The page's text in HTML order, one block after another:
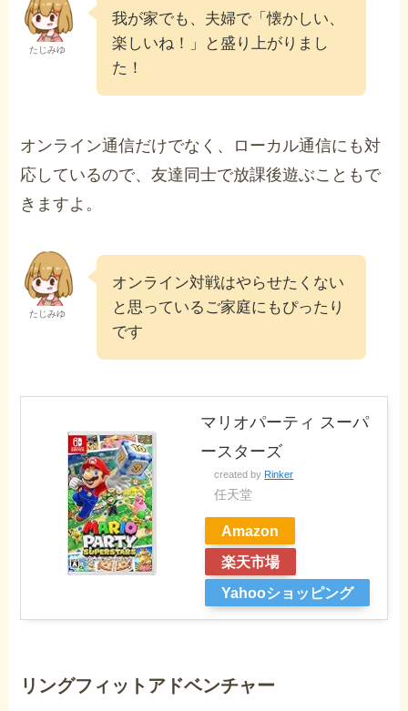
たじみゆ
我が家でも、夫婦で「懐かしい、
楽しいね！」と盛り上がりまし
た！
オンライン通信だけでなく、ローカル通信にも対
応しているので、友達同士で放課後遊ぶこともで
きますよ。
たじみゆ
オンライン対戦はやらせたくない
と思っているご家庭にもぴったり
です
マリオパーティ スーパ
ースターズ
created by Rinker
任天堂
Amazon
楽天市場
Yahooショッピング
リングフィットアドベンチャー